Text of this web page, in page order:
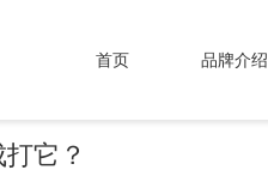
首页 品牌介绍
它？